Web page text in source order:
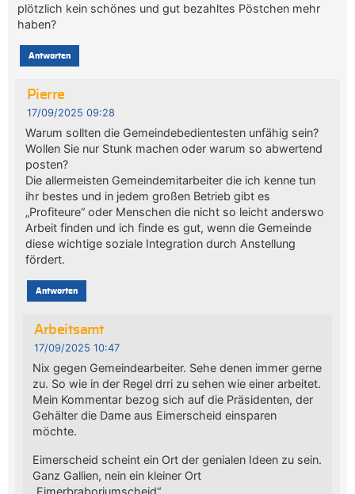
plötzlich kein schönes und gut bezahltes Pöstchen mehr
haben?
Antworten
Pierre
17/09/2025 09:28
Warum sollten die Gemeindebedientesten unfähig sein?
Wollen Sie nur Stunk machen oder warum so abwertend
posten?
Die allermeisten Gemeindemitarbeiter die ich kenne tun
ihr bestes und in jedem großen Betrieb gibt es
„Profiteure“ oder Menschen die nicht so leicht anderswo
Arbeit finden und ich finde es gut, wenn die Gemeinde
diese wichtige soziale Integration durch Anstellung
fördert.
Antworten
Arbeitsamt
17/09/2025 10:47
Nix gegen Gemeindearbeiter. Sehe denen immer gerne
zu. So wie in der Regel drri zu sehen wie einer arbeitet.
Mein Kommentar bezog sich auf die Präsidenten, der
Gehälter die Dame aus Eimerscheid einsparen
möchte.
Eimerscheid scheint ein Ort der genialen Ideen zu sein.
Ganz Gallien, nein ein kleiner Ort
„Eimerbraboriumscheid“….